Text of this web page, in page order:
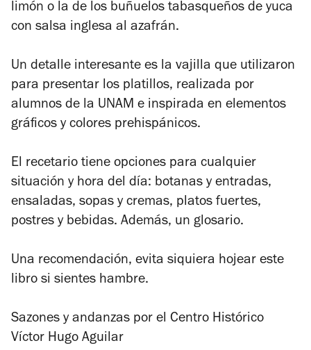
limón o la de los buñuelos tabasqueños de yuca
con salsa inglesa al azafrán.
Un detalle interesante es la vajilla que utilizaron
para presentar los platillos, realizada por
alumnos de la UNAM e inspirada en elementos
gráficos y colores prehispánicos.
El recetario tiene opciones para cualquier
situación y hora del día: botanas y entradas,
ensaladas, sopas y cremas, platos fuertes,
postres y bebidas. Además, un glosario.
Una recomendación, evita siquiera hojear este
libro si sientes hambre.
Sazones y andanzas por el Centro Histórico
Víctor Hugo Aguilar